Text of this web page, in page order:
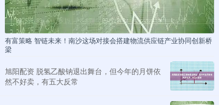
有富策略 智链未来！南沙这场对接会搭建物流供应链产业协同创新桥
梁
旭阳配资 脱氢乙酸钠退出舞台，但今年的月饼依
然不好卖，有五大反常